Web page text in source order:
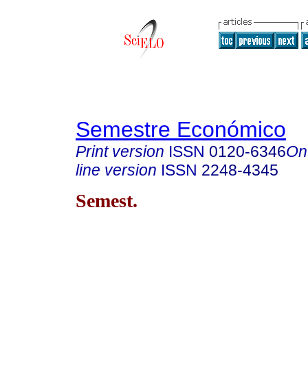
Semestre Económico
Print version ISSN 0120-6346
line version ISSN 2248-4345
Semest.